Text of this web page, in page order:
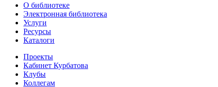
О библиотеке
Электронная библиотека
Услуги
Ресурсы
Каталоги
Проекты
Кабинет Курбатова
Клубы
Коллегам